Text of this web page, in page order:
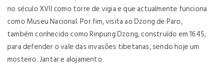
no século XVII como torre de vigia e que actualmente funciona
como Museu Nacional. Por fim, visita ao Dzong de Paro,
também conhecido como Rinpung Dzong, construído em 1645,
para defender o vale das invasões tibetanas, sendo hoje um
mosteiro. Jantar e alojamento.